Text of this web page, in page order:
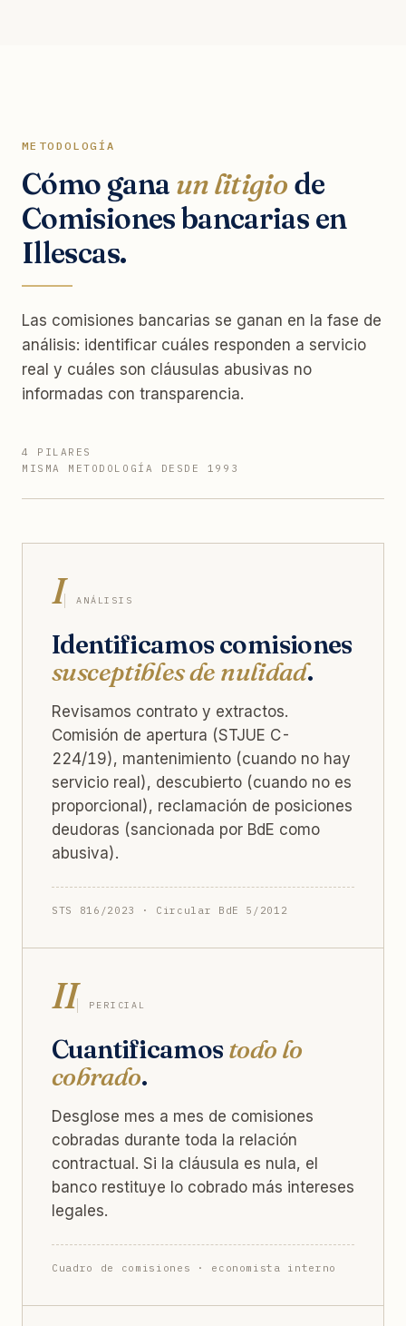
METODOLOGÍA
Cómo gana un litigio de
Comisiones bancarias en
Illescas.
Las comisiones bancarias se ganan en la fase de
análisis: identificar cuáles responden a servicio
real y cuáles son cláusulas abusivas no
informadas con transparencia.
4 PILARES
MISMA METODOLOGÍA DESDE 1993
I ANÁLISIS
Identificamos comisiones
susceptibles de nulidad.
Revisamos contrato y extractos.
Comisión de apertura (STJUE C-
224/19), mantenimiento (cuando no hay
servicio real), descubierto (cuando no es
proporcional), reclamación de posiciones
deudoras (sancionada por BdE como
abusiva).
STS 816/2023 · Circular BdE 5/2012
II PERICIAL
Cuantificamostodo lo
cobrado.
Desglose mes a mes de comisiones
cobradas durante toda la relación
contractual. Si la cláusula es nula, el
banco restituye lo cobrado más intereses
legales.
Cuadro de comisiones · economista interno